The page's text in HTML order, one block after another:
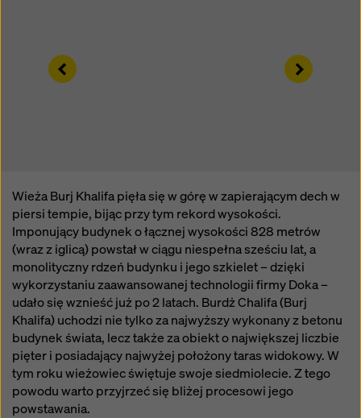
Left Right
Wieża Burj Khalifa pięła się w górę w zapierającym dech w
piersi tempie, bijąc przy tym rekord wysokości.
Imponujący budynek o łącznej wysokości 828 metrów
(wraz z iglicą) powstał w ciągu niespełna sześciu lat, a
monolityczny rdzeń budynku i jego szkielet – dzięki
wykorzystaniu zaawansowanej technologii firmy Doka –
udało się wznieść już po 2 latach. Burdż Chalifa (Burj
Khalifa) uchodzi nie tylko za najwyższy wykonany z betonu
budynek świata, lecz także za obiekt o największej liczbie
pięter i posiadający najwyżej położony taras widokowy. W
tym roku wieżowiec świętuje swoje siedmiolecie. Z tego
powodu warto przyjrzeć się bliżej procesowi jego
powstawania.
temu. Użytkownik może odrzucić wszystkie pliki
cookie, które wymagają zgody, klikając „Odrzuć” lub
Więcej informacji na temat naszych plików cookie
można znaleźćw naszej polityce prywatności.
Oferujemy również opcję wyboru plików cookie
(zaawansowane ustawienia plików cookie).